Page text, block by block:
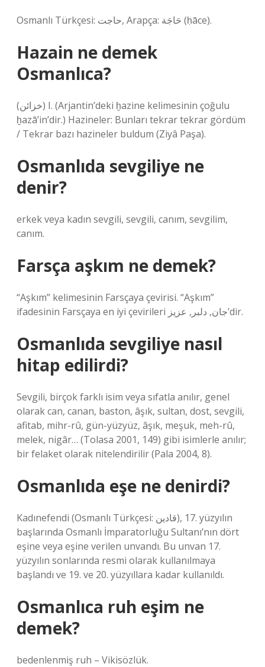
Osmanlı Türkçesi: حاجت, Arapça: حَاجَة (ḥāce).
Hazain ne demek
Osmanlıca?
(ﺧﺰﺍﺋﻦ) I. (Arjantin’deki ḫazіne kelimesinin çoğulu
ḫazā’in’dir.) Hazineler: Bunları tekrar tekrar gördüm
/ Tekrar bazı hazineler buldum (Ziyâ Paşa).
Osmanlıda sevgiliye ne
denir?
erkek veya kadın sevgili, sevgili, canım, sevgilim,
canım.
Farsça aşkım ne demek?
“Aşkım” kelimesinin Farsçaya çevirisi. “Aşkım”
ifadesinin Farsçaya en iyi çevirileri جان, دلبر, عزیز’dir.
Osmanlıda sevgiliye nasıl
hitap edilirdi?
Sevgili, birçok farklı isim veya sıfatla anılır, genel
olarak can, canan, baston, âşık, sultan, dost, sevgili,
afitab, mihr-rû, gün-yüzyüz, âşık, meşuk, meh-rû,
melek, nigâr… (Tolasa 2001, 149) gibi isimlerle anılır;
bir felaket olarak nitelendirilir (Pala 2004, 8).
Osmanlıda eşe ne denirdi?
Kadınefendi (Osmanlı Türkçesi: قادین), 17. yüzyılın
başlarında Osmanlı İmparatorluğu Sultanı’nın dört
eşine veya eşine verilen unvandı. Bu unvan 17.
yüzyılın sonlarında resmi olarak kullanılmaya
başlandı ve 19. ve 20. yüzyıllara kadar kullanıldı.
Osmanlıca ruh eşim ne
demek?
bedenlenmiş ruh – Vikisözlük.